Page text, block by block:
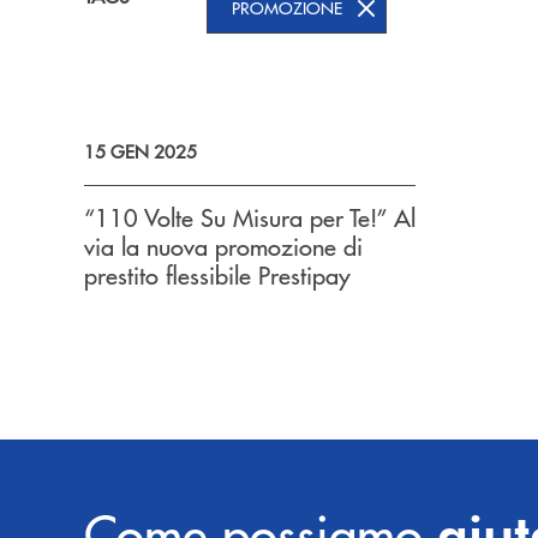
PROMOZIONE
15 GEN 2025
“110 Volte Su Misura per Te!” Al
via la nuova promozione di
prestito flessibile Prestipay